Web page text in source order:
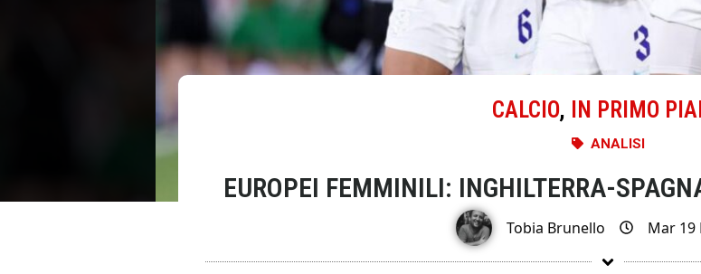
CALCIO, IN PRIMO
ANALISI
EUROPEI FEMMINILI: INGHILTERRA-
Tobia Brunello Mar 19